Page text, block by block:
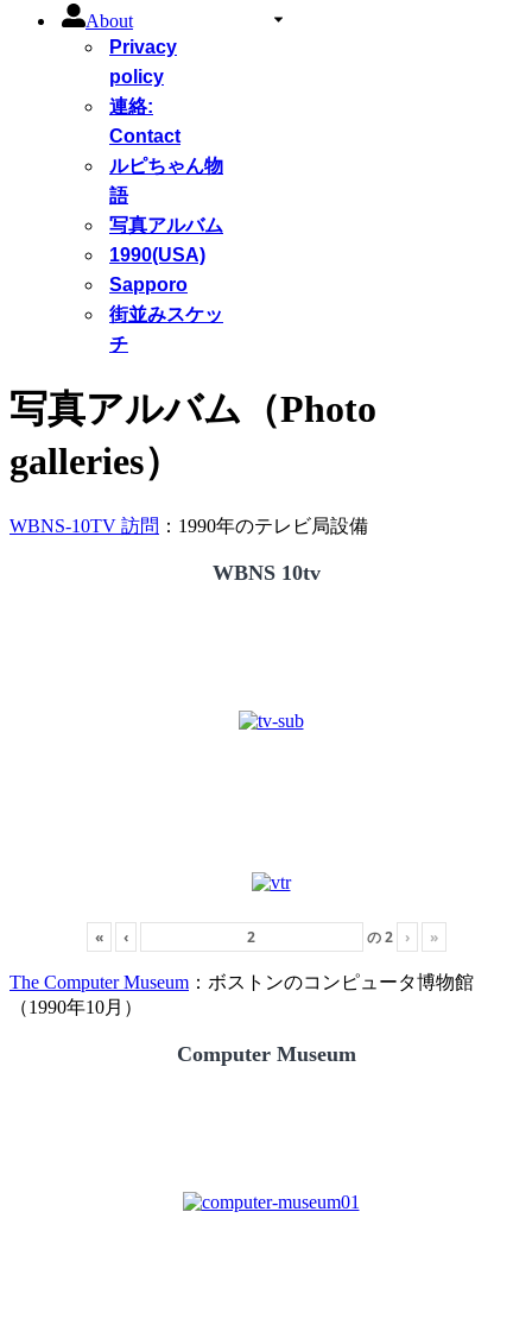
About
Privacy
policy
連絡:
Contact
ルピちゃん物
語
写真アルバム
1990(USA)
Sapporo
街並みスケッ
チ
写真アルバム（Photo
galleries）
WBNS-10TV 訪問 ：1990年のテレビ局設備
WBNS 10tv
« ‹ の2 › »
The Computer Museum ：ボストンのコンピュータ博物館
（1990年10月）
Computer Museum